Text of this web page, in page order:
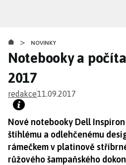
obsahu
> NOVINKY
Notebooky a
2017
redakce11.09.2017
Nové notebooky Dell
štíhlému a odlehčenému
rámečkem v platinově
růžového šampaňského